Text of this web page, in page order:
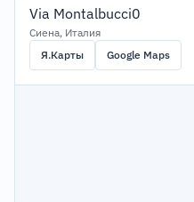
Via Montalbucci0
Сиена, Италия
Я.Карты
Google Maps